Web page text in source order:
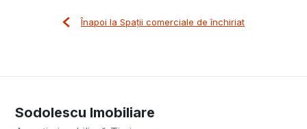
Înapoi la Spații comerciale de închiriat
Sodolescu Imobiliare